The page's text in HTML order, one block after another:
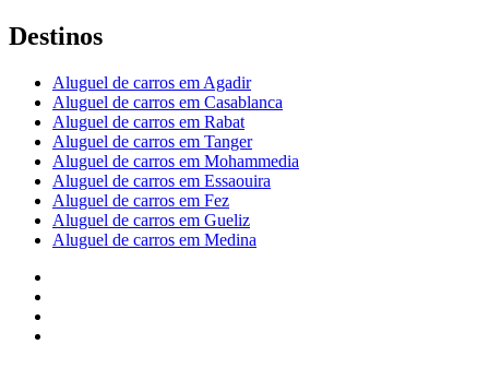
Destinos
Aluguel de carros em Agadir
Aluguel de carros em Casablanca
Aluguel de carros em Rabat
Aluguel de carros em Tanger
Aluguel de carros em Mohammedia
Aluguel de carros em Essaouira
Aluguel de carros em Fez
Aluguel de carros em Gueliz
Aluguel de carros em Medina